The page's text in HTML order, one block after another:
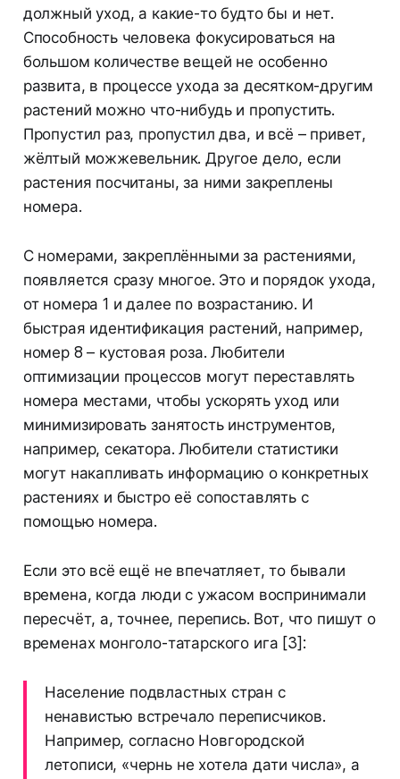
должный уход, а какие-то будто бы и нет.
Способность человека фокусироваться на
большом количестве вещей не особенно
развита, в процессе ухода за десятком-другим
растений можно что-нибудь и пропустить.
Пропустил раз, пропустил два, и всё – привет,
жёлтый можжевельник. Другое дело, если
растения посчитаны, за ними закреплены
номера.
С номерами, закреплёнными за растениями,
появляется сразу многое. Это и порядок ухода,
от номера 1 и далее по возрастанию. И
быстрая идентификация растений, например,
номер 8 – кустовая роза. Любители
оптимизации процессов могут переставлять
номера местами, чтобы ускорять уход или
минимизировать занятость инструментов,
например, секатора. Любители статистики
могут накапливать информацию о конкретных
растениях и быстро её сопоставлять с
помощью номера.
Если это всё ещё не впечатляет, то бывали
времена, когда люди с ужасом воспринимали
пересчёт, а, точнее, перепись. Вот, что пишут о
временах монголо-татарского ига [3]:
Население подвластных стран с
ненавистью встречало переписчиков.
Например, согласно Новгородской
летописи, «чернь не хотела дати числа», а